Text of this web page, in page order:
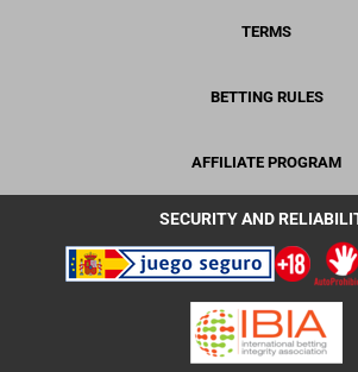
TERMS
BETTING RULES
AFFILIATE PROGRAM
SECURITY AND